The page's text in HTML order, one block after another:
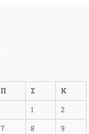
Π Σ Κ
1 2
7 8 9